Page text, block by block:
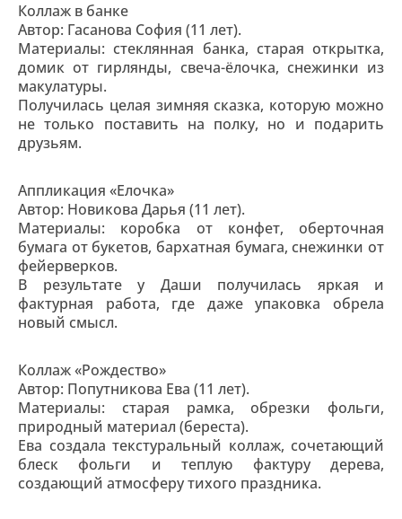
Коллаж в банке
Автор: Гасанова София (11 лет).
Материалы: стеклянная банка, старая открытка,
домик от гирлянды, свеча-ёлочка, снежинки из
макулатуры.
Получилась целая зимняя сказка, которую можно
не только поставить на полку, но и подарить
друзьям.
Аппликация «Елочка»
Автор: Новикова Дарья (11 лет).
Материалы: коробка от конфет, оберточная
бумага от букетов, бархатная бумага, снежинки от
фейерверков.
В результате у Даши получилась яркая и
фактурная работа, где даже упаковка обрела
новый смысл.
Коллаж «Рождество»
Автор: Попутникова Ева (11 лет).
Материалы: старая рамка, обрезки фольги,
природный материал (береста).
Ева создала текстуральный коллаж, сочетающий
блеск фольги и теплую фактуру дерева,
создающий атмосферу тихого праздника.